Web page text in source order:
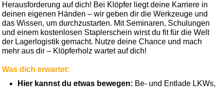
Herausforderung auf dich! Bei Klöpfer liegt deine Karriere in
deinen eigenen Händen – wir geben dir die Werkzeuge und
das Wissen, um durchzustarten. Mit Seminaren, Schulungen
und einem kostenlosen Staplerschein wirst du fit für die Welt
der Lagerlogistik gemacht. Nutze deine Chance und mach
mehr aus dir – Klöpferholz wartet auf dich!
Was dich erwartet:
Hier kannst du etwas bewegen: Be- und Entlade LKWs,